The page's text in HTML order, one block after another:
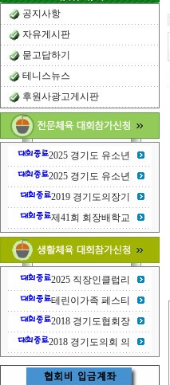
공지사항
자유게시판
묻고답하기
테니스뉴스
후원사광고게시판
2025 경기도 유소년
2025 경기도 유소년
2019 경기도의장기
제41회 회장배학교
2025 직장인클럽리
테린이가족 페스티
2018 경기도협회장
2018 경기도의회 의